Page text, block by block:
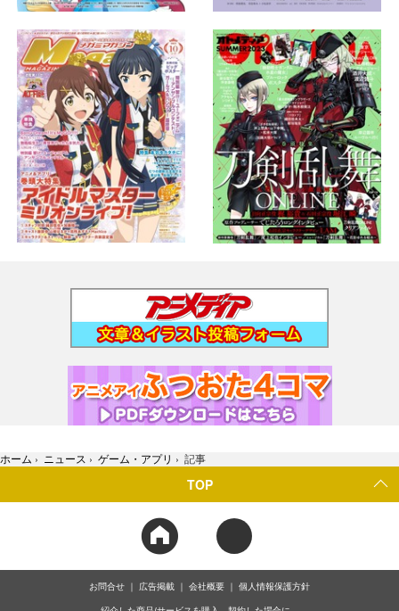
ホーム › ニュース › ゲーム・アプリ › 記事
TOP
お問合せ 広告掲載 会社概要 個人情報保護方針